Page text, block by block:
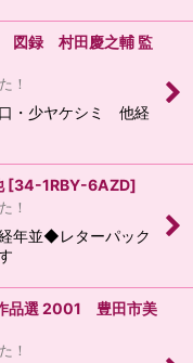
図録 村田慶之輔 監
！
・少ヤケシミ 他経
[34-1RBY-6AZD]
！
年並◆レターパック
品選 2001 豊田市美
！